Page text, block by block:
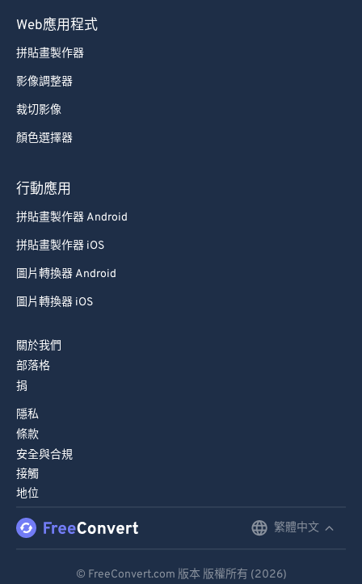
Web應用程式
拼貼畫製作器
影像調整器
裁切影像
顏色選擇器
行動應用
拼貼畫製作器 Android
拼貼畫製作器 iOS
圖片轉換器 Android
圖片轉換器 iOS
關於我們
部落格
捐
隱私
條款
安全與合規
接觸
地位
繁體中文
© FreeConvert.com 版本 版權所有 (2026)